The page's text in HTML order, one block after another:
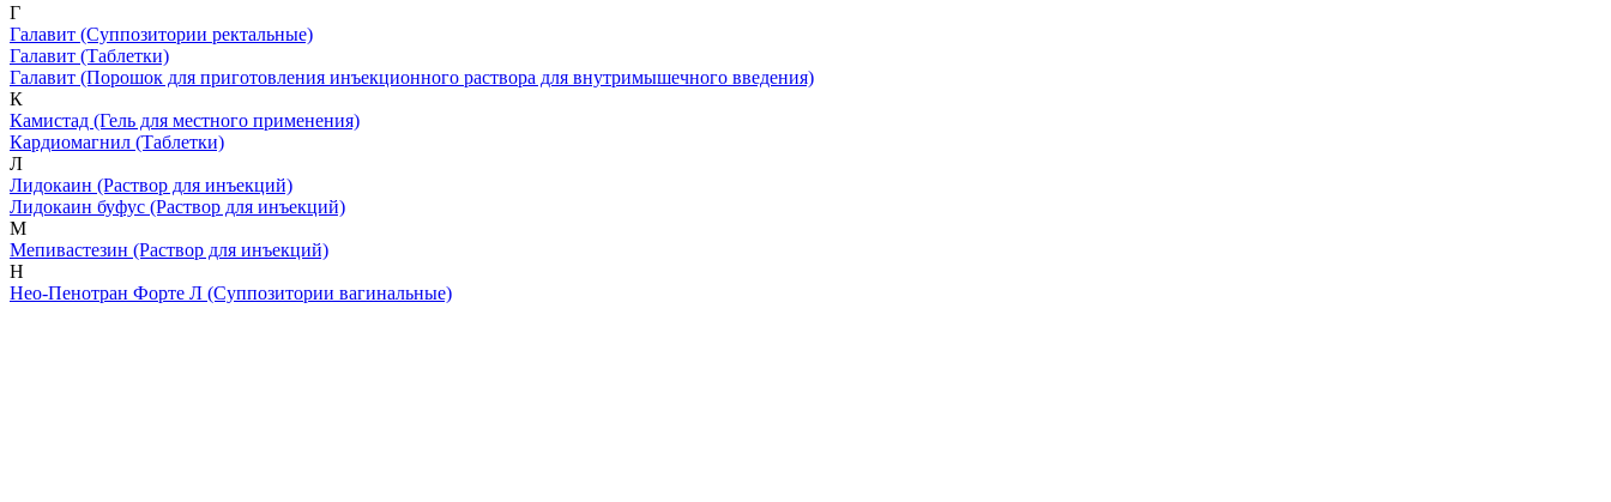
Г
Галавит (Суппозитории ректальные)
Галавит (Таблетки)
Галавит (Порошок для приготовления инъекционного раствора для внутримышечного введения)
К
Камистад (Гель для местного применения)
Кардиомагнил (Таблетки)
Л
Лидокаин (Раствор для инъекций)
Лидокаин буфус (Раствор для инъекций)
М
Мепивастезин (Раствор для инъекций)
Н
Нео-Пенотран Форте Л (Суппозитории вагинальные)